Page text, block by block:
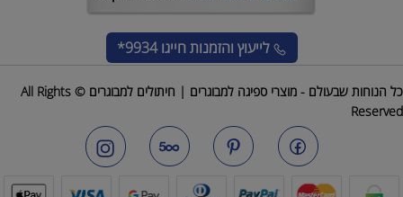
לייעוץ והזמנותחייגו 9934*
כל הנוחות שבעולם - מוצרי ספיגה למבוגרים | חיתולים למבוגרים © All Rights
Reserved